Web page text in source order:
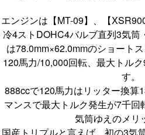
エンジンは【MT-09】、【
冷4ストDOHC4バルブ直列3気筒
は78.0mm×62.0mmのショート
120馬力/10,000回転、最大トル
す。
888ccで120馬力はリッター換算
マンスで最大トルク発生が7千
気筒ゆえのメリ